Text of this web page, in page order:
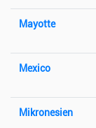
Mayotte
Mexico
Mikronesien